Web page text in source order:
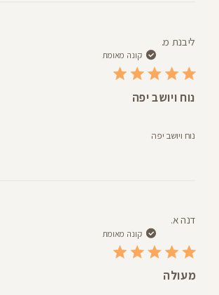
ליבנת מ.
קונה מאומת
נוח ויושב יפה
נוח ויושב יפה
דנה א.
קונה מאומת
מעולה